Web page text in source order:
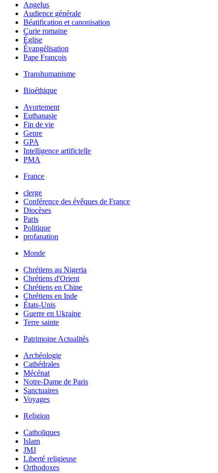
Angelus
Audience générale
Béatification et canonisation
Curie romaine
Église
Évangélisation
Pape François
Transhumanisme
Bioéthique
Avortement
Euthanasie
Fin de vie
Genre
GPA
Intelligence artificielle
PMA
France
clerge
Conférence des évêques de France
Diocèses
Paris
Politique
profanation
Monde
Chrétiens au Nigeria
Chrétiens d'Orient
Chrétiens en Chine
Chrétiens en Inde
États-Unis
Guerre en Ukraine
Terre sainte
Patrimoine Actualités
Archéologie
Cathédrales
Mécénat
Notre-Dame de Paris
Sanctuaires
Voyages
Religion
Catholiques
Islam
JMJ
Liberté religieuse
Orthodoxes